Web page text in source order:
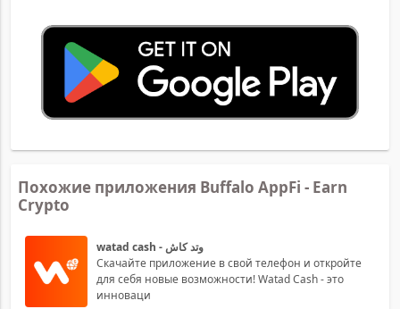
Похожие приложения Buffalo AppFi - Earn
Crypto
watad cash - وتد كاش
Скачайте приложение в свой телефон и откройте
для себя новые возможности! Watad Cash - это
инноваци